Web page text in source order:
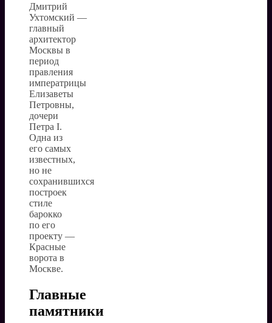
Дмитрий
Ухтомский —
главный
архитектор
Москвы в
период
правления
императрицы
Елизаветы
Петровны,
дочери
Петра I.
Одна из
его самых
известных,
но не
сохранившихся
построек
стиле
барокко
по его
проекту —
Красные
ворота в
Москве.
Главные
памятники